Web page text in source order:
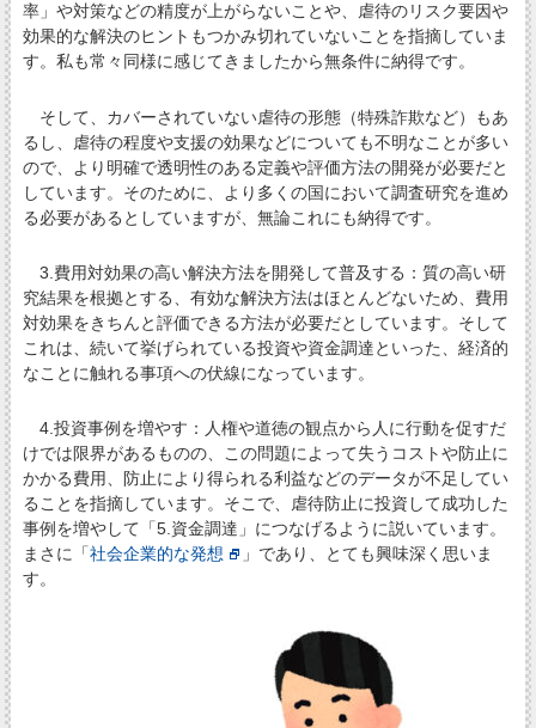
率」や対策などの精度が上がらないことや、虐待のリスク要因や
効果的な解決のヒントもつかみ切れていないことを指摘していま
す。私も常々同様に感じてきましたから無条件に納得です。
そして、カバーされていない虐待の形態（特殊詐欺など）もあ
るし、虐待の程度や支援の効果などについても不明なことが多い
ので、より明確で透明性のある定義や評価方法の開発が必要だと
しています。そのために、より多くの国において調査研究を進め
る必要があるとしていますが、無論これにも納得です。
3.費用対効果の高い解決方法を開発して普及する：質の高い研
究結果を根拠とする、有効な解決方法はほとんどないため、費用
対効果をきちんと評価できる方法が必要だとしています。そして
これは、続いて挙げられている投資や資金調達といった、経済的
なことに触れる事項への伏線になっています。
4.投資事例を増やす：人権や道徳の観点から人に行動を促すだ
けでは限界があるものの、この問題によって失うコストや防止に
かかる費用、防止により得られる利益などのデータが不足してい
ることを指摘しています。そこで、虐待防止に投資して成功した
事例を増やして「5.資金調達」につなげるように説いています。
まさに「社会企業的な発想
」であり、とても興味深く思いま
す。